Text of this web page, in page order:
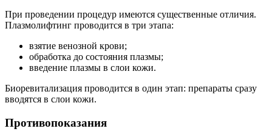
При проведении процедур имеются существенные отличия.
Плазмолифтинг проводится в три этапа:
взятие венозной крови;
обработка до состояния плазмы;
введение плазмы в слои кожи.
Биоревитализация проводится в один этап: препараты сразу
вводятся в слои кожи.
Противопоказания